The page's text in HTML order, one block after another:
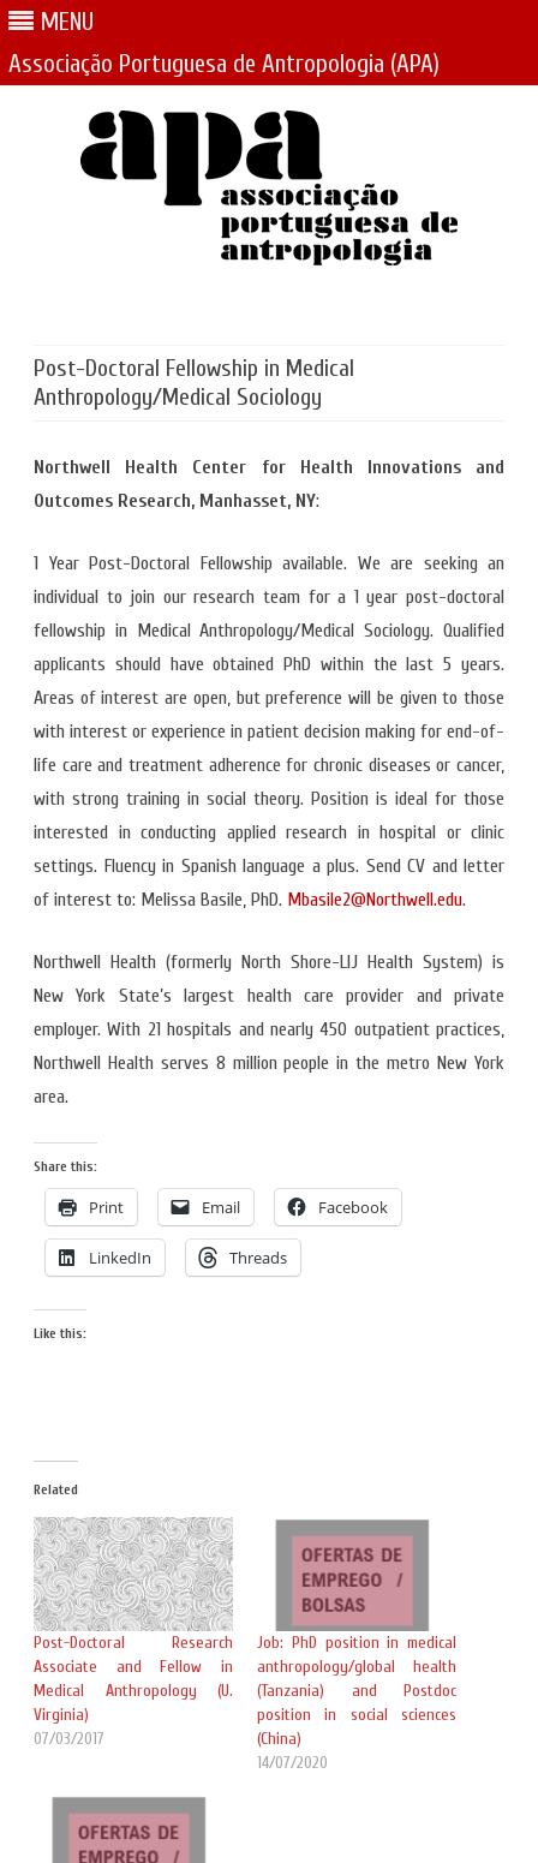
MENU
Associação Portuguesa de Antropologia (APA)
Post-Doctoral Fellowship in Medical
Anthropology/Medical Sociology
Northwell Health Center for Health Innovations and
Outcomes Research, Manhasset, NY:
1 Year Post-Doctoral Fellowship available. We are seeking an
individual to join our research team for a 1 year post-doctoral
fellowship in Medical Anthropology/Medical Sociology. Qualified
applicants should have obtained PhD within the last 5 years.
Areas of interest are open, but preference will be given to those
with interest or experience in patient decision making for end-of-
life care and treatment adherence for chronic diseases or cancer,
with strong training in social theory. Position is ideal for those
interested in conducting applied research in hospital or clinic
settings. Fluency in Spanish language a plus. Send CV and letter
of interest to: Melissa Basile, PhD. Mbasile2@Northwell.edu.
Northwell Health (formerly North Shore-LIJ Health System) is
New York State’s largest health care provider and private
employer. With 21 hospitals and nearly 450 outpatient practices,
Northwell Health serves 8 million people in the metro New York
area.
Share this:
Print Email Facebook
LinkedIn Threads
Like this:
Related
Post-Doctoral Research
Associate and Fellow in
Medical Anthropology (U.
Virginia)
07/03/2017
Job: PhD position in medical
anthropology/global health
(Tanzania) and Postdoc
position in social sciences
(China)
14/07/2020